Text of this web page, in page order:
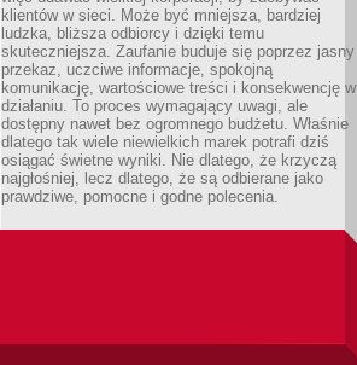
klientów w sieci. Może być mniejsza, bardziej
ludzka, bliższa odbiorcy i dzięki temu
skuteczniejsza. Zaufanie buduje się poprzez jasny
przekaz, uczciwe informacje, spokojną
komunikację, wartościowe treści i konsekwencję w
działaniu. To proces wymagający uwagi, ale
dostępny nawet bez ogromnego budżetu. Właśnie
dlatego tak wiele niewielkich marek potrafi dziś
osiągać świetne wyniki. Nie dlatego, że krzyczą
najgłośniej, lecz dlatego, że są odbierane jako
prawdziwe, pomocne i godne polecenia.